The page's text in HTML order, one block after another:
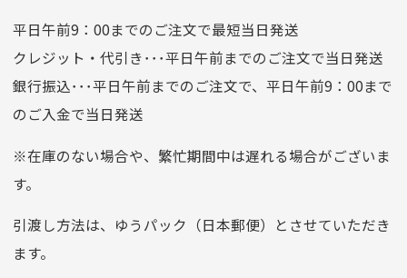
口座番号
0776226
口座名義
株式会社一条
クレジットカード
選びいただけない場合がございます。
平日午前9：00までのご注文で最短当日発送
クレジット・代引き･･･平日午前までのご注文で当日発送
銀行振込･･･平日午前までのご注文で、平日午前9：00まで
のご入金で当日発送
※在庫のない場合や、繁忙期間中は遅れる場合がございま
す。
引渡し方法は、ゆうパック（日本郵便）とさせていただき
ます。